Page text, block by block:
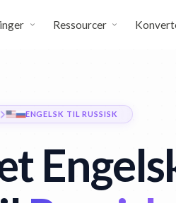
Ressourcer
ENGELSK TIL RUSSISK